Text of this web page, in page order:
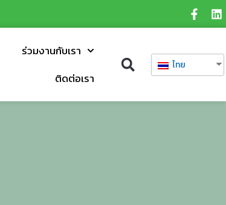
ร่วมงานกับเรา
ติดต่อเรา
ไทย